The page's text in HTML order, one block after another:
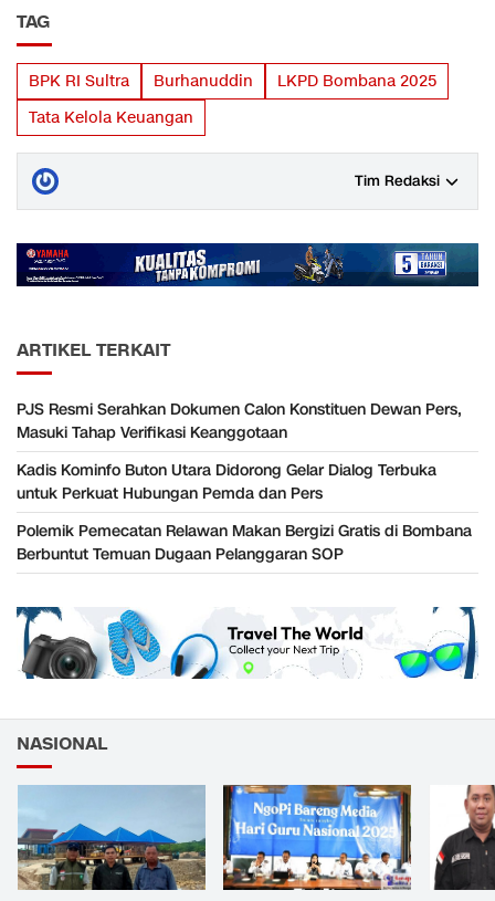
TAG
BPK RI Sultra Burhanuddin
LKPD Bombana 2025
Tata Kelola Keuangan
Tim Redaksi
ARTIKEL TERKAIT
PJS Resmi Serahkan Dokumen Calon Konstituen Dewan Pers,
Masuki Tahap Verifikasi Keanggotaan
Kadis Kominfo Buton Utara Didorong Gelar Dialog Terbuka
untuk Perkuat Hubungan Pemda dan Pers
Polemik Pemecatan Relawan Makan Bergizi Gratis di Bombana
Berbuntut Temuan Dugaan Pelanggaran SOP
NASIONAL